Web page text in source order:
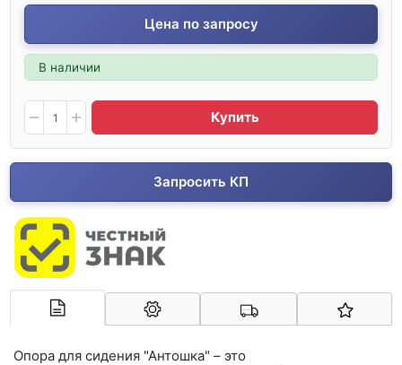
Цена по запросу
В наличии
Купить
Запросить КП
Арконт-Мед
Опора для сидения "Антошка" – это